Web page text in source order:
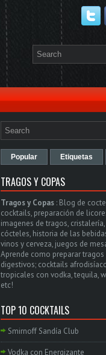
Popular Etiquetas
TRAGOS Y COPAS
Tragos y Copas : Blog de
cocktails, preparación de
imagenes de tragos,
cócteles, historia de las
vinos y cerveza, juegos de
Aprende como preparar
digestivos; cocktails
tropicales con vodka, tequila,
etc!
TOP 10 COCKTAILS
Smirnoff Sandía Club
Vodka con Energizante